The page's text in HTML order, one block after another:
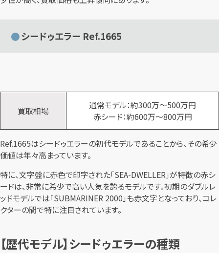
シードゥエラー Ref.1665
買取相場
通常モデル：約300万～500万円
赤シード：約600万～800万円
Ref.1665はシードゥエラーの初代モデルであることから、その希少
価値は年々高まっています。
特に、文字盤に赤色で印字された「SEA-DWELLER」が特徴の赤シ
ードは、非常に希少で高い人気を誇るモデルです。初期のダブルレ
ッドモデルでは「SUBMARINER 2000」も赤文字となっており、コレ
クターの間で特に注目されています。
【歴代モデル】シードゥエラーの種類